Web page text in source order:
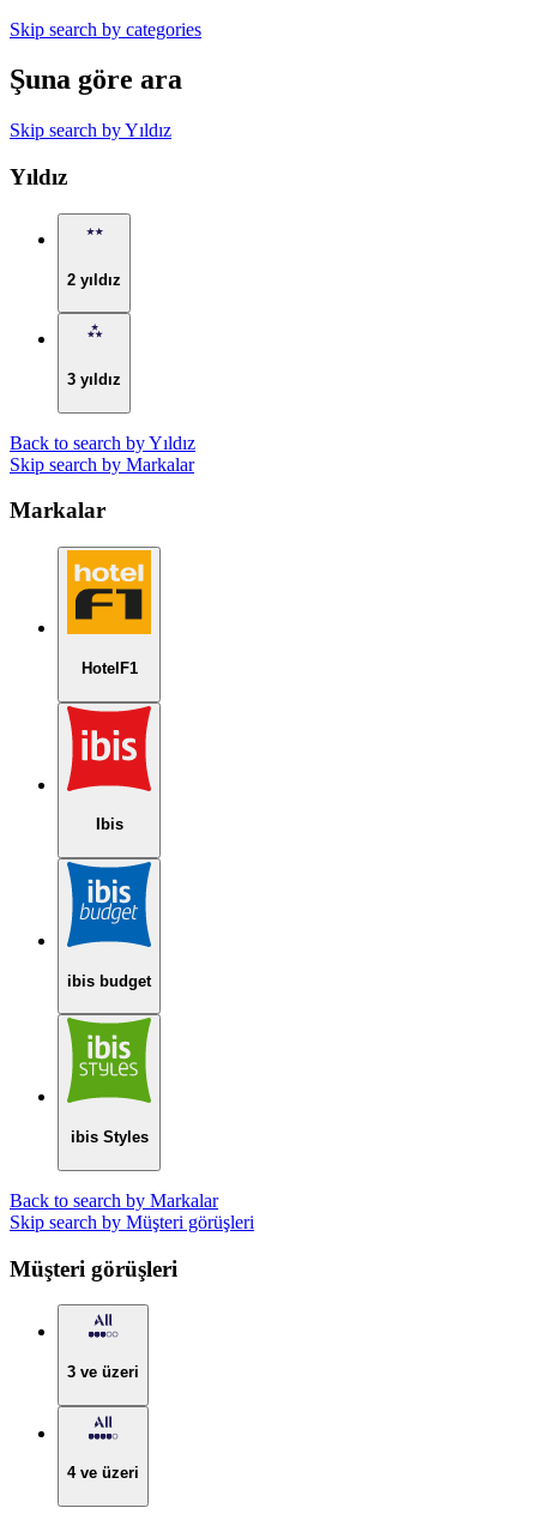
Skip search by categories
Şuna göre ara
Skip search by Yıldız
Yıldız
2 yıldız
3 yıldız
Back to search by Yıldız
Skip search by Markalar
Markalar
HotelF1
Ibis
ibis budget
ibis Styles
Back to search by Markalar
Skip search by Müşteri görüşleri
Müşteri görüşleri
3 ve üzeri
4 ve üzeri